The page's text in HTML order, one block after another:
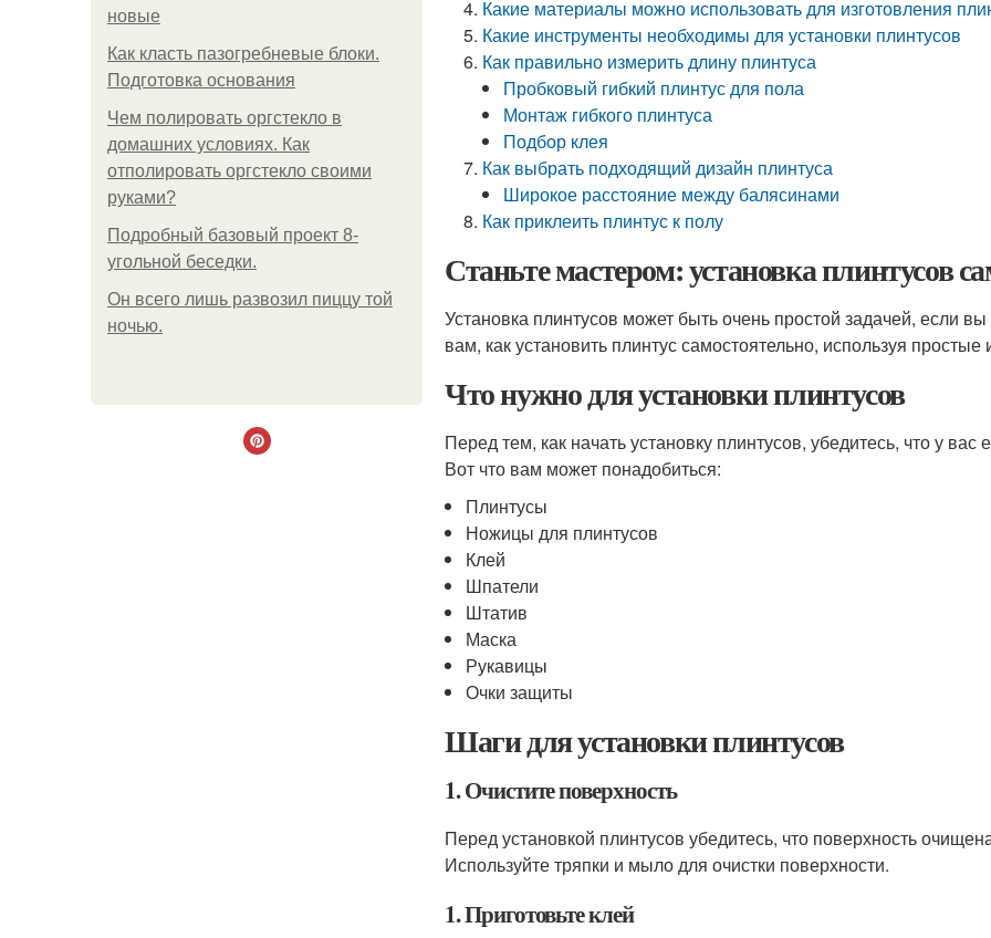
новые
Как класть пазогребневые блоки.
Подготовка основания
Чем полировать оргстекло в
домашних условиях. Как
отполировать оргстекло своими
руками?
Подробный базовый проект 8-
угольной беседки.
Он всего лишь развозил пиццу той
ночью.
Какие материалы можно использовать для изготовления
Какие инструменты необходимы для установки плинтусов
Как правильно измерить длину плинтуса
Пробковый гибкий плинтус для пола
Монтаж гибкого плинтуса
Подбор клея
Как выбрать подходящий дизайн плинтуса
Широкое расстояние между балясинами
Как приклеить плинтус к полу
Станьте мастером: установка плинтусов
Установка плинтусов может быть очень простой задачей, если
вам, как установить плинтус самостоятельно, используя
Что нужно для установки плинтусов
Перед тем, как начать установку плинтусов, убедитесь, что у
Вот что вам может понадобиться:
Плинтусы
Ножицы для плинтусов
Клей
Шпатели
Штатив
Маска
Рукавицы
Очки защиты
Шаги для установки плинтусов
1. Очистите поверхность
Перед установкой плинтусов убедитесь, что поверхность
Используйте тряпки и мыло для очистки поверхности.
1. Приготовьте клей